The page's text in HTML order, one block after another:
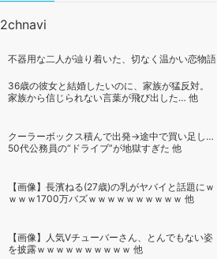
2chnavi
不器用な二人が辿り着いた、切なく温かい恋物語
36歳の彼女と結婚したいのに、家族が猛反対。
家族から信じられない言葉が飛び出した… 他
クーラーボックス積んで出発→途中で買い足し…
50代公務員の“ドライブ”が地獄すぎた 他
【画像】長濱ねる(27歳)の乳がヤバイと話題にｗ
ｗｗｗ1700万バズｗｗｗｗｗｗｗｗｗｗ 他
【画像】人気Vチューバーさん、とんでもない姿
を披露ｗｗｗｗｗｗｗｗｗｗ 他